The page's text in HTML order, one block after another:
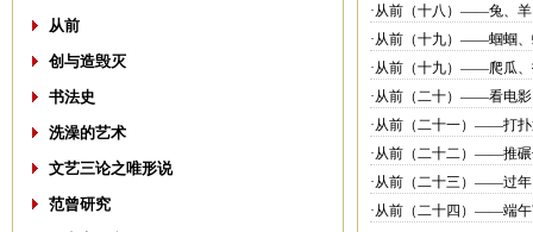
从前
创与造毁灭
书法史
洗澡的艺术
文艺三论之唯形说
范曾研究
·从前（十八）——兔、
·从前（十九）——蝈蝈
·从前（十九）——爬瓜
·从前（二十）——看电
·从前（二十一）——打
·从前（二十二）——推
·从前（二十三）——过年
·从前（二十四）——端